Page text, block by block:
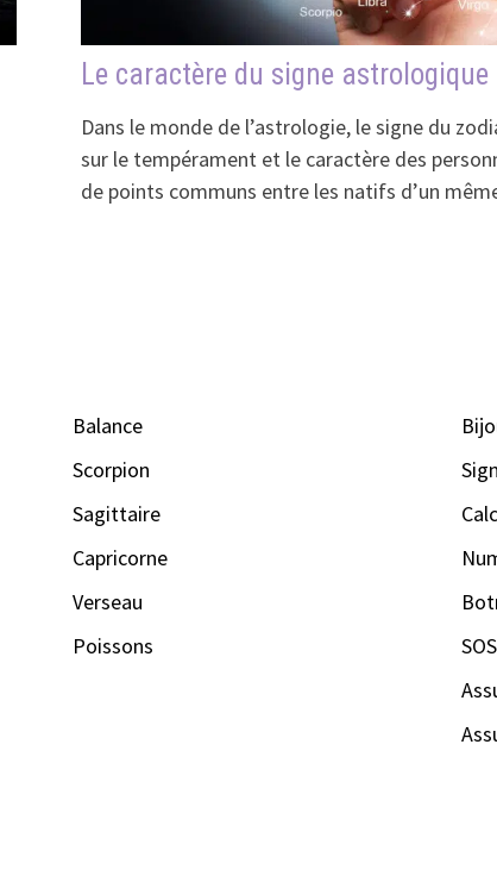
Le caractère du signe
Dans le monde de l’astrologie, le signe du
sur le tempérament et le caractère des
de points communs entre les natifs d’un
Balance
Scorpion
Sagittaire
Capricorne
Verseau
Poissons